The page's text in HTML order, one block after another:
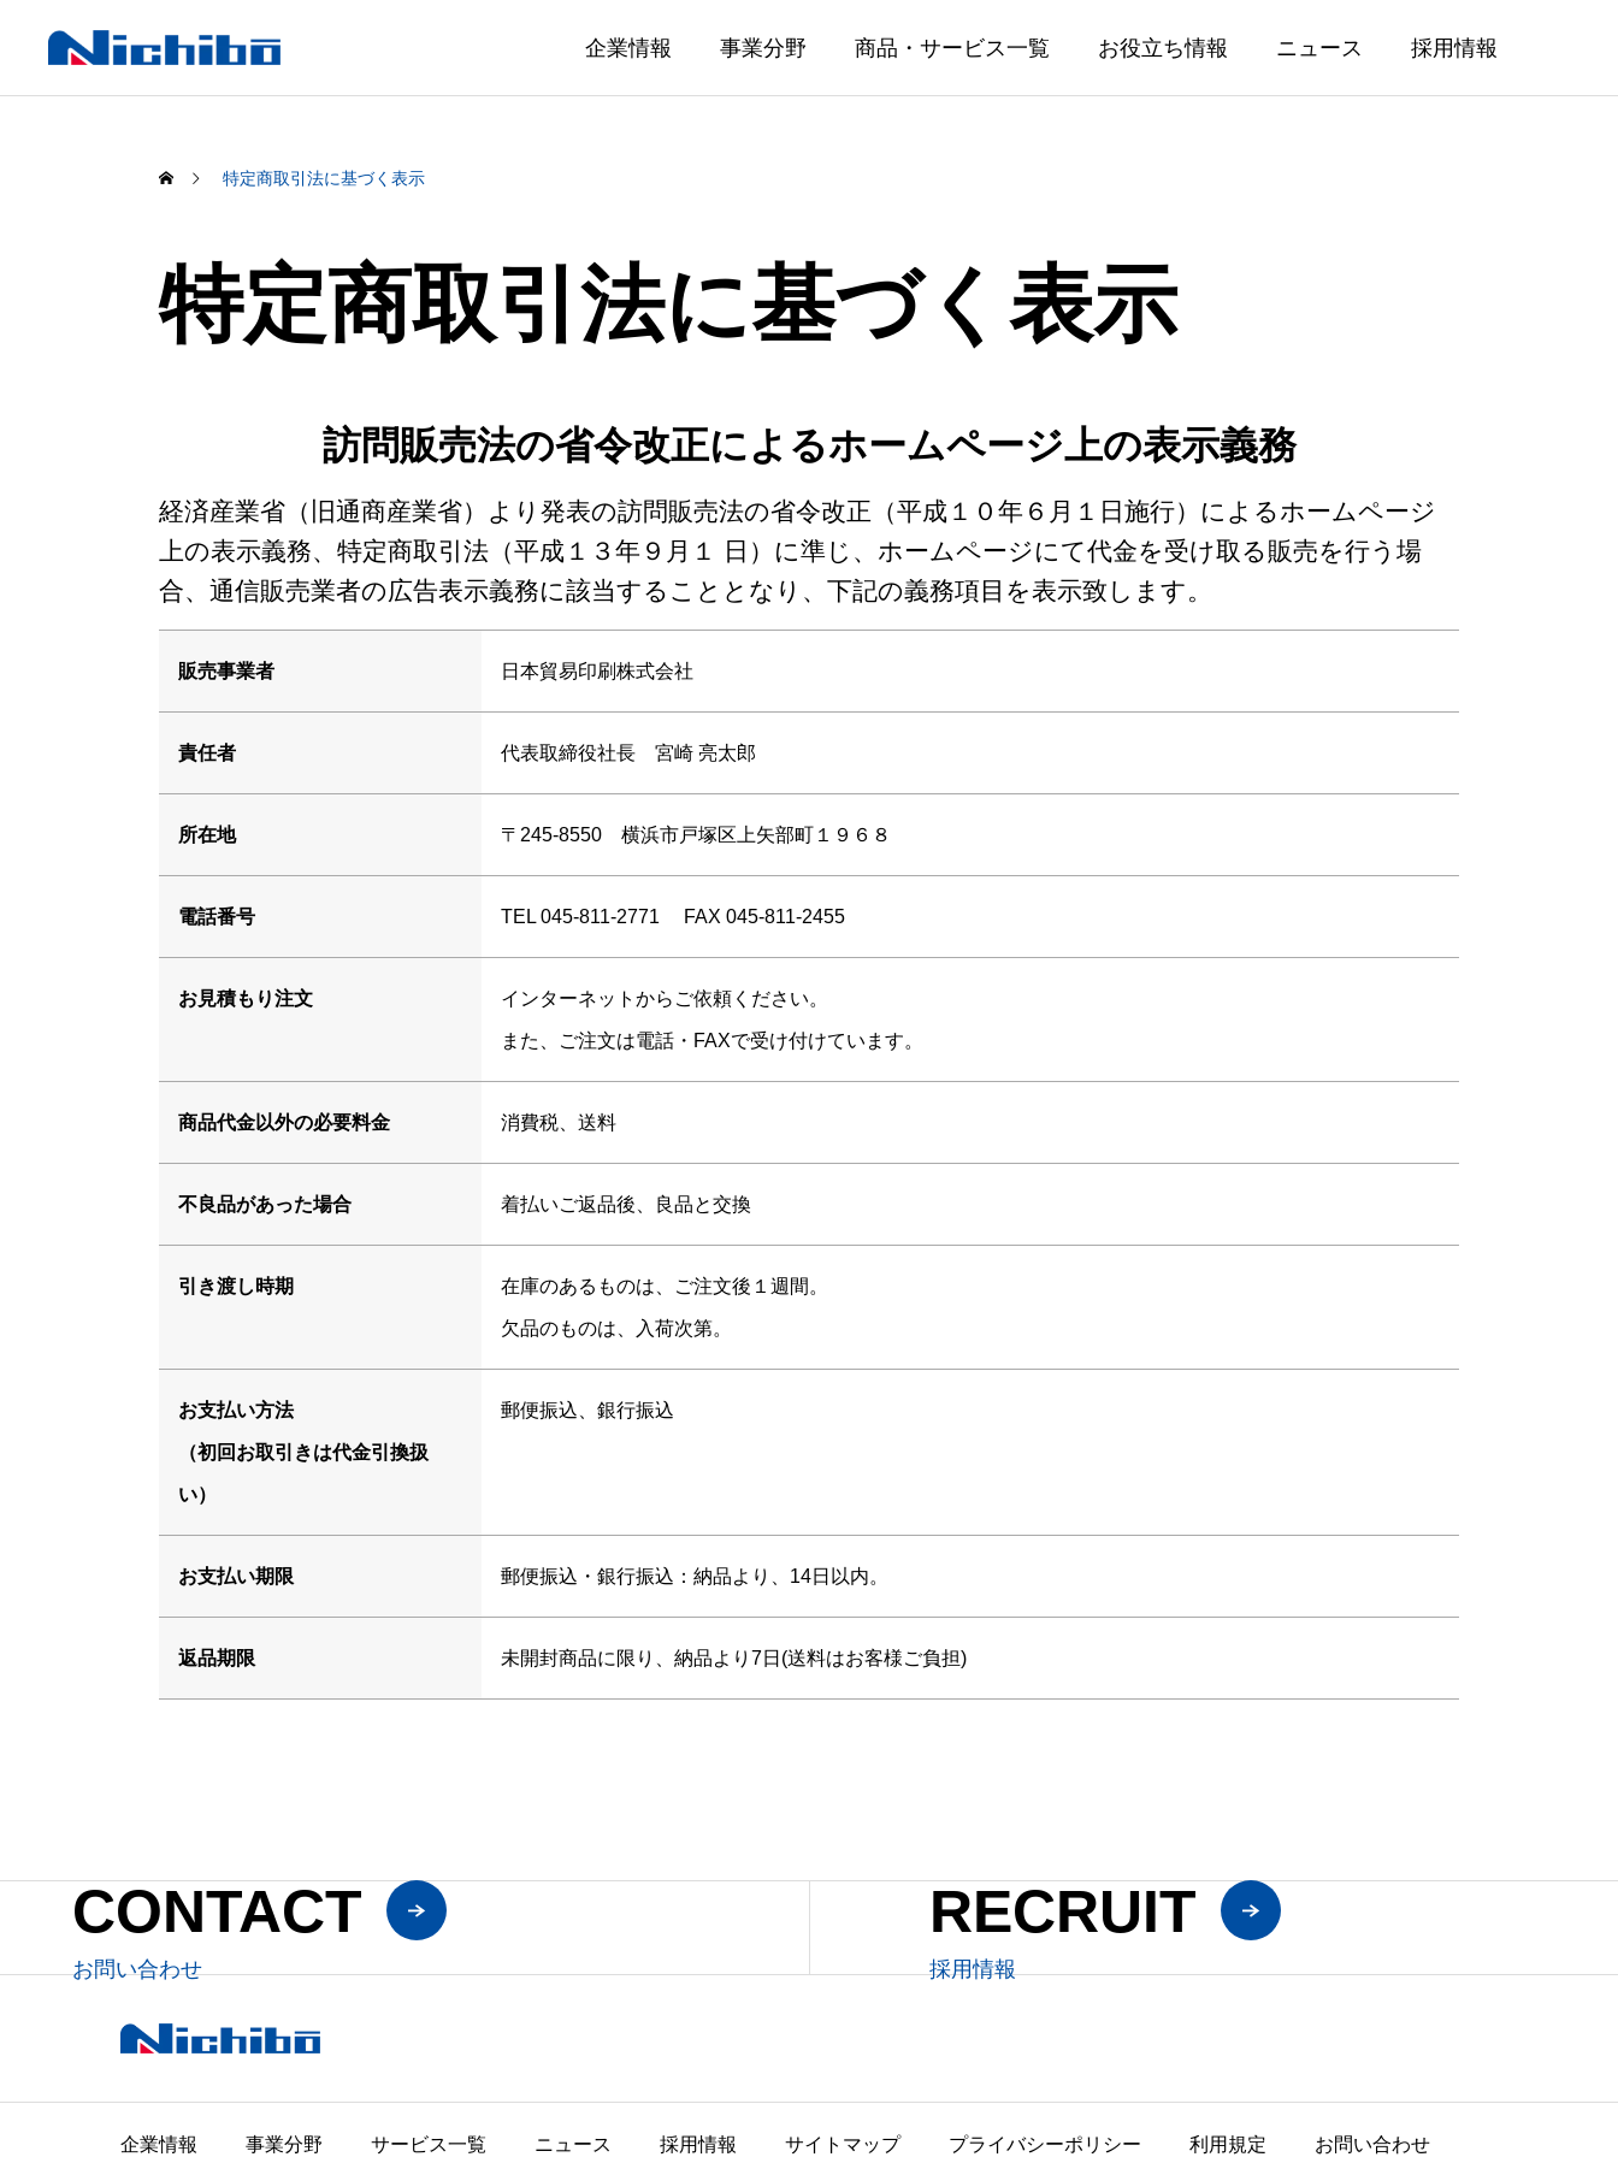
企業情報 事業分野 商品・サービス一覧 お役立ち情報 ニュース 採用情報
事業分野 SS支援事業
プロモーション支援
デジタルサービス
カード事業
アウトソーシング
デジタルサービス
整備士紹介（中途）
特定商取引法に基づく表示
特定商取引法に基づく表示
訪問販売法の省令改正によるホームページ上の表示義務
経済産業省（旧通商産業省）より発表の訪問販売法の省令改正（平成１０年６月１日施行）によるホームページ
上の表示義務、特定商取引法（平成１３年９月１ 日）に準じ、ホームページにて代金を受け取る販売を行う場
合、通信販売業者の広告表示義務に該当することとなり、下記の義務項目を表示致します。
販売事業者 日本貿易印刷株式会社
責任者 代表取締役社長 宮崎 亮太郎
所在地 〒245-8550 横浜市戸塚区上矢部町１９６８
電話番号 TEL 045-811-2771 FAX 045-811-2455
お見積もり注文 インターネットからご依頼ください。
また、ご注文は電話・FAXで受け付けています。
商品代金以外の必要料金 消費税、送料
不良品があった場合 着払いご返品後、良品と交換
引き渡し時期 在庫のあるものは、ご注文後１週間。
欠品のものは、入荷次第。
お支払い方法
（初回お取引きは代金引換扱
い）
郵便振込、銀行振込
お支払い期限 郵便振込・銀行振込：納品より、14日以内。
返品期限 未開封商品に限り、納品より7日(送料はお客様ご負担)
CONTACT
お問い合わせ
RECRUIT
採用情報
企業情報 事業分野 サービス一覧 ニュース 採用情報 サイトマップ プライバシーポリシー 利用規定 お問い合わせ